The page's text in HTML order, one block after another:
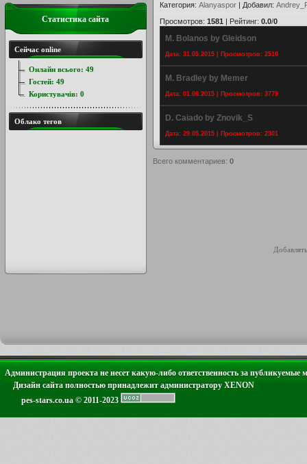
Категория: Alanyaspor | Добавил:
Просмотров: 1581 | Рейтинг: 0.0/0
M. Bolanos by Gleidson
Дата: 31.05.2015 | Просмотров: 2510
M. Bradley by Memer
Дата: 01.06.2015 | Просмотров: 3779
D. Caiado by Znovik_S
Дата: 29.05.2015 | Просмотров: 2301
Всего комментариев: 0
Статистика сайта
Сейчас online
Онлайн всього: 49
Гостей: 49
Користувачів: 0
Облако тегов
Администрация проекта не несет какую-либо ответственность за публикуемые
Дизайн сайта полностью принадлежит администратору XENON
pes-stars.co.ua © 2011-2023